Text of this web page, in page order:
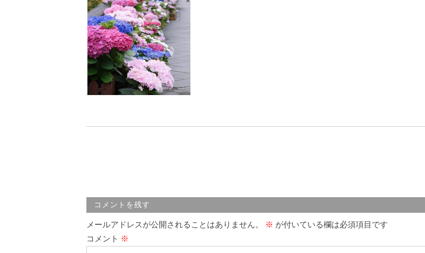
コメントを残す
メールアドレスが公開されることはありません。 ※ が付いている欄は必須項目です
コメント ※